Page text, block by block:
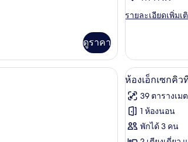
ดูราคา
Classic
รายละเอียดเพิ่มเ
ราย
เกี่ยว
กับ
Classic
Room
เครื่องนอนระดับพรีเมียม, ผ้านวมขนเป็ด, มินิบาร์, ตู้นิรภั
เปิด
ภาพถ่าย
ทั้งหมด
ของ
3
ห้องเอ็กเซกคิ
39 ตารางเม
1 ห้องนอน
พักได้ 3 คน